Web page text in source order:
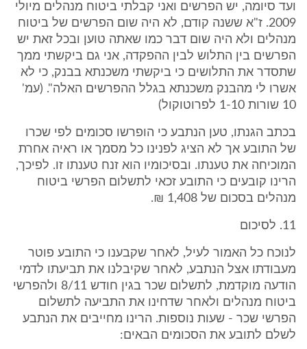
ועד סיומה, יש הפרשים ואני קבלתי ביטוח מנהלים מיולי
2009. ז"א ששנה קודם, לא היה שום הפרשים של ביטוח
מנהלים ולא היה שום דבר כמו שאתה טוען ובכל זאת יש
הפרשים בין התלוש לבין ההפקדה, אני גם ביקשתי ממך
שתסדר את התלושים כי ביקשתי משכנתא בבנק, כי לא
אשרו לי מהבנק משכנתא בגלל ההפרשים האלה". (עמ'
10 שורות 1-10 לפרוטוקול)
בכתב הגנתו, טען הנתבע כי הופרשו סכומים לפי שכרו
של התובע אך לא הציג לפנינו כל מסמך או ראיה אחרת
המוכיחה את טענתו. ובסיכומיו הוא זנח טענתו זו. לפיכך,
הרינו קובעים כי התובע זכאי לתשלום הפרשי ביטוח
מנהלים בסכום של 1,408 ₪.
11. לסיכום
לנוכח כל האמור לעיל, לאחר שקבענו כי התובע פוטר
מעבודתו אצל הנתבע, לאחר שקיבלנו את תביעתו לדמי
הודעה מוקדמת, לתשלום שכר בגין חודש 8/11 ולהפרשי
ביטוח מנהלים ולאחר שדחינו את התביעה לתשלום
הפרשי שכר - שעות נוספות. הרינו מחייבים את הנתבע
לשלם לתובע את הסכומים הבאים: